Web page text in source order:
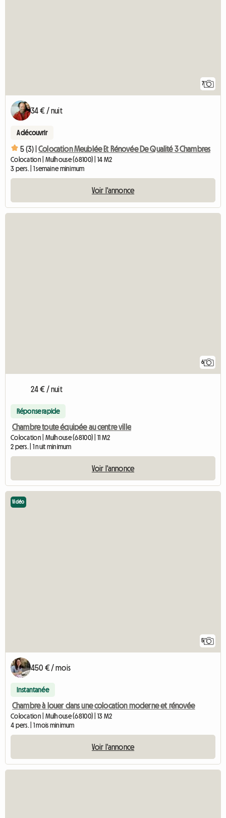
7
34 € / nuit
A découvrir
5 (3) | Colocation Meublée Et Rénovée De Qualité 3 Chambres
Colocation | Mulhouse (68100) | 14 M2
3 pers. | 1 semaine minimum
Voir l'annonce
6
24 € / nuit
Réponse rapide
Chambre toute équipée au centre ville
Colocation | Mulhouse (68100) | 11 M2
2 pers. | 1 nuit minimum
Voir l'annonce
5
Vidéo
450 € / mois
Instantanée
Chambre à louer dans une colocation moderne et rénovée
Colocation | Mulhouse (68100) | 13 M2
4 pers. | 1 mois minimum
Voir l'annonce